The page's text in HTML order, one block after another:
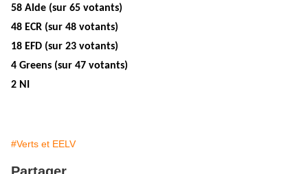
58 Alde (sur 65 votants)
48 ECR (sur 48 votants)
18 EFD (sur 23 votants)
4 Greens (sur 47 votants)
2 NI
#Verts et EELV